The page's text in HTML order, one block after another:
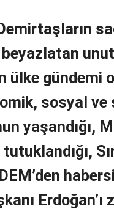
beyazlatan
ülke gündemi
sosyal ve
yaşandığı,
Erdoğan’ı